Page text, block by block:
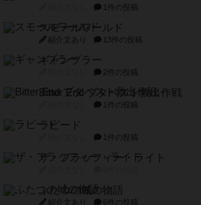
1件の投稿
スモールワールド
紹介文あり 13件の投稿
ギャンブラー
2件の投稿
Bitter End ブタペスト救出作戦
1件の投稿
ラピード
1件の投稿
ザ・フラッフィー・ライト
ふたつの城の物語
紹介文あり 6件の投稿